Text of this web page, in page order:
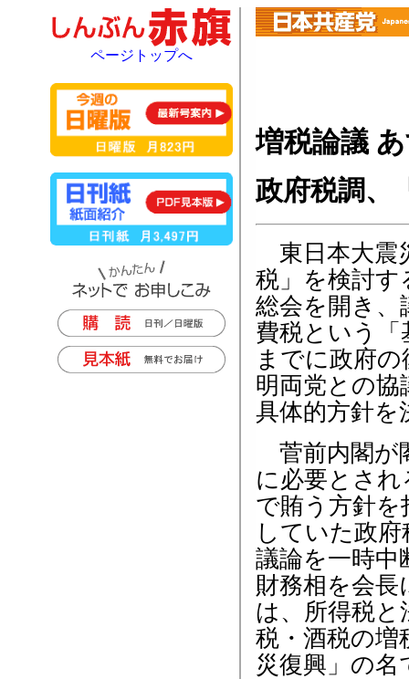
増税論議
政府税調、
東日本大震
税」を検討す
総会を開き、
費税という「
までに政府
明両党との協
具体的方針
菅前内閣が
に必要とさ
で賄う方針
していた政
議論を一時中
財務相を会
は、所得税
税・酒税の増
災復興」の
ページトップへ